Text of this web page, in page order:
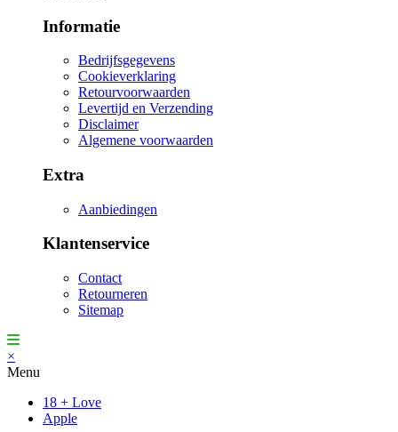
Informatie
Bedrijfsgegevens
Cookieverklaring
Retourvoorwaarden
Levertijd en Verzending
Disclaimer
Algemene voorwaarden
Extra
Aanbiedingen
Klantenservice
Contact
Retourneren
Sitemap
×
Menu
18 + Love
Apple